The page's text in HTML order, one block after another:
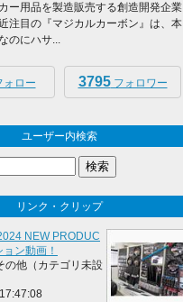
ー用品を製造販売する創造開発企業
注目の『マジカルカーボン』は、本
のにハサ...
ロー 3795フォロワー
ユーザー内検索
リンク・クリップ
NEW PRODUC
ン動画！
の他（カテゴリ未設